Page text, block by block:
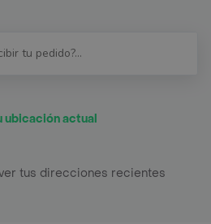
ubicación actual
tus direcciones recientes